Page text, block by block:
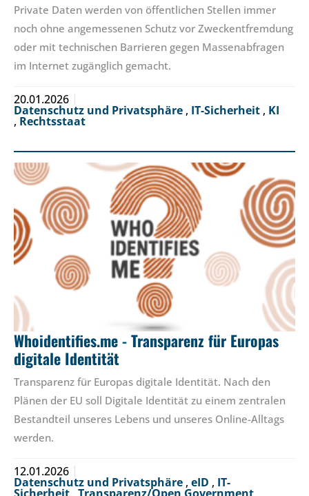
Private Daten werden von öffentlichen Stellen immer
noch ohne angemessenen Schutz vor Zweckentfremdung
oder mit technischen Barrieren gegen Massenabfragen
im Internet zugänglich gemacht.
20.01.2026
Datenschutz und Privatsphäre , IT-Sicherheit , KI
, Rechtsstaat
Whoidentifies.me - Transparenz für Europas
digitale Identität
Transparenz für Europas digitale Identität. Nach den
Plänen der EU soll Digitale Identität zu einem zentralen
Bestandteil unseres Lebens und unseres Online-Alltags
werden.
12.01.2026
Datenschutz und Privatsphäre , eID , IT-